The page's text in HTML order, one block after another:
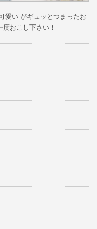
愛い”がギュッとつまったお
おこし下さい！